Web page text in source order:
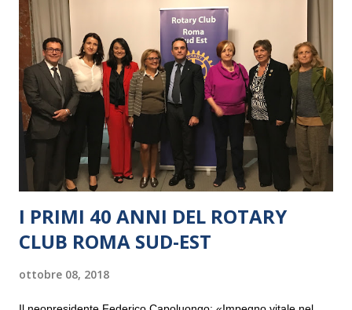
I PRIMI 40 ANNI DEL ROTARY
CLUB ROMA SUD-EST
ottobre 08, 2018